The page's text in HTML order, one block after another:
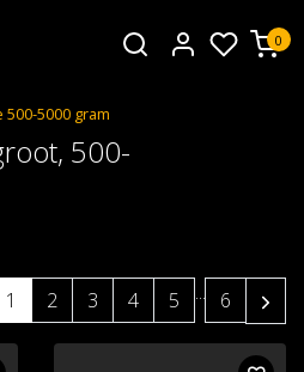
0
500-5000 gram
500-
1 2 3 4 5 ... 6